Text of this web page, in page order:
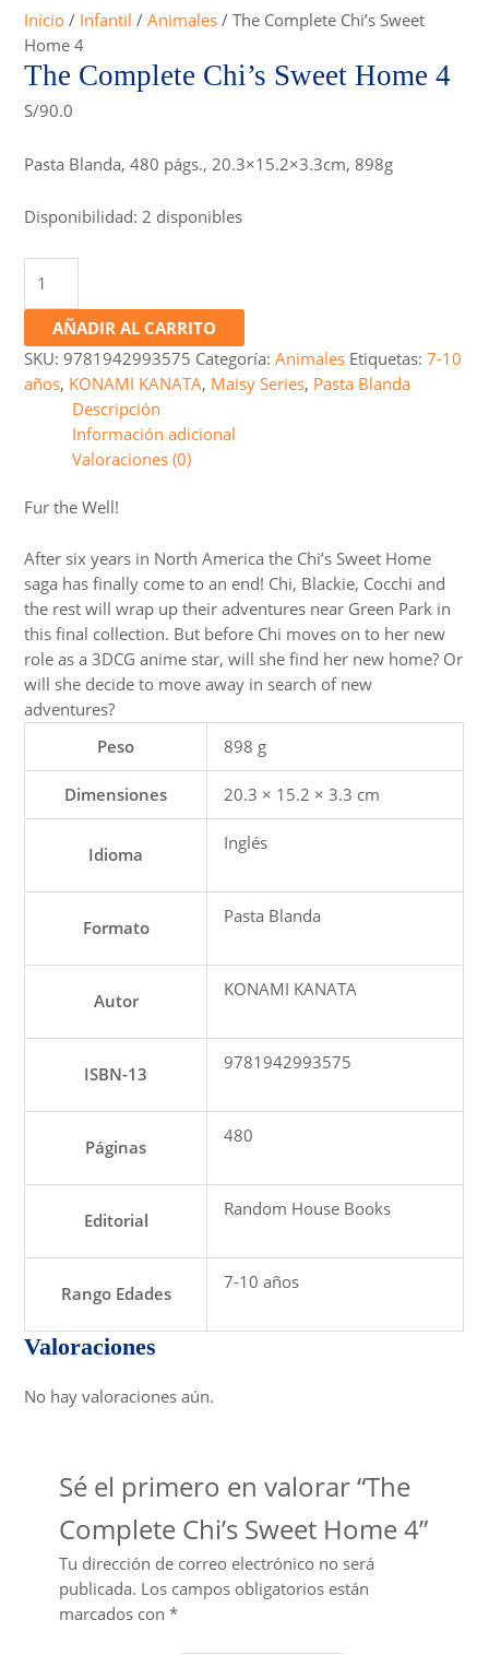
Inicio / Infantil /Animales / The Complete Chi’s Sweet
Home 4
The Complete Chi’s Sweet Home 4
S/90.0
Pasta Blanda, 480 págs., 20.3×15.2×3.3cm, 898g
Disponibilidad: 2 disponibles
Complete
Chi's
Sweet
Home
4
cantidad
AÑADIR AL CARRITO
SKU:9781942993575 Categoría:Animales Etiquetas:7-10
años, KONAMI KANATA, Maisy Series, Pasta Blanda
Descripción
Información adicional
Valoraciones (0)
Fur the Well!
After six years in North America the Chi’s Sweet Home
saga has finally come to an end! Chi, Blackie, Cocchi and
the rest will wrap up their adventures near Green Park in
this final collection. But before Chi moves on to her new
role as a 3DCG anime star, will she find her new home? Or
will she decide to move away in search of new
adventures?
Peso
898 g
Dimensiones 20.3 × 15.2 × 3.3 cm
Idioma
Inglés
Formato
Pasta Blanda
Autor
KONAMI KANATA
ISBN-13
9781942993575
Páginas
480
Editorial
Random House Books
Rango Edades
7-10 años
Valoraciones
No hay valoraciones aún.
Sé el primero en valorar “The
Complete Chi’s Sweet Home 4”
Tu dirección de correo electrónico no será
publicada. Los campos obligatorios están
marcados con *